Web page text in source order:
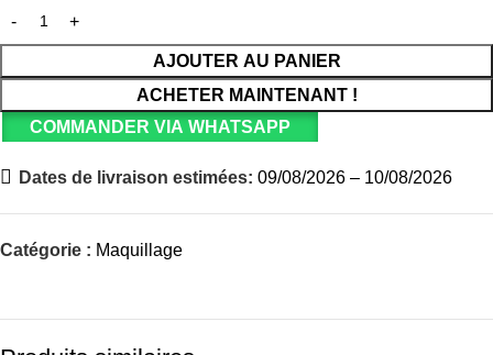
AJOUTER AU PANIER
ACHETER MAINTENANT !
COMMANDER VIA WHATSAPP
Dates de livraison estimées: 09/08/2026 – 10/08/2026
Catégorie : Maquillage